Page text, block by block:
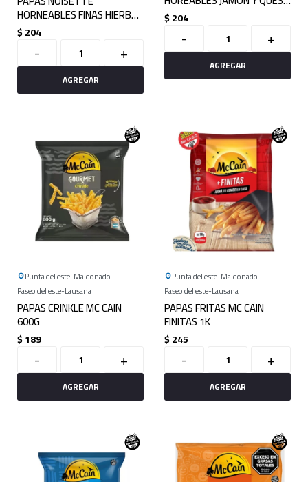
HORNEABLES FINAS HIERBAS
600G
$204
- +
MC CAIN 600G
$204
- +
Punta del este Maldonado
Paseo del este Lausana
PAPAS CRINKLE MC CAIN
600G
$189
- +
Punta del este Maldonado
Paseo del este Lausana
PAPAS FRITAS MC CAIN
FINITAS 1K
$245
- +